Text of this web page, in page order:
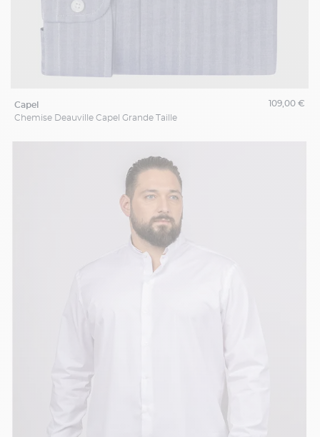
capel
Chemise Deauville Capel Grande Taille
109,00 €